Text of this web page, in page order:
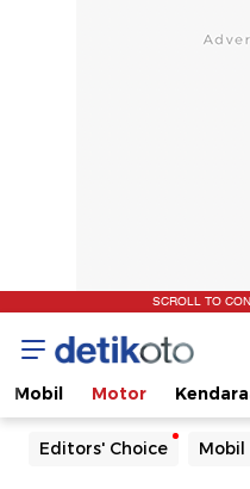
SCROLL TO
Mobil Motor
Editors' Choice